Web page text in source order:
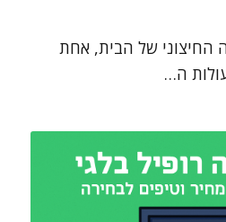
החיצוני של הבית, אחת
ה…